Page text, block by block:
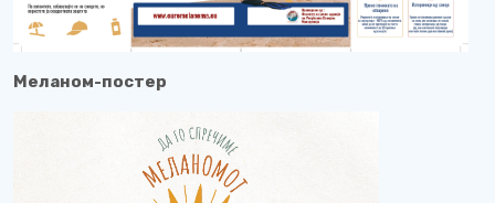
Меланом-постер